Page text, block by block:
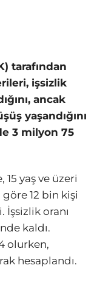
tarafından
işsizlik
ancak
yaşandığını
3 milyon 75
15 yaş ve üzeri
göre 12 bin kişi
İşsizlik oranı
kaldı.
olurken,
hesaplandı.